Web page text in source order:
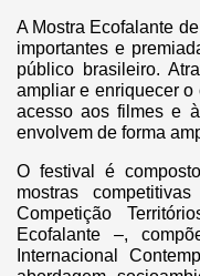
A Mostra Ecofalante
importantes e
público brasileiro.
ampliar e enriquecer
acesso aos filmes e
envolvem de forma
O festival é
mostras
Competição
Ecofalante –,
Internacional